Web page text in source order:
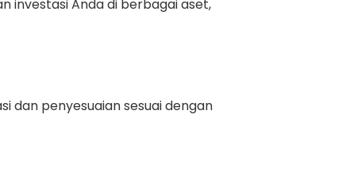
investasi Anda di berbagai aset,
penyesuaian sesuai dengan